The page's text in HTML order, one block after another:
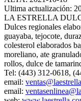
Ultima actualización:
LA ESTRELLA
Dulces regionales
guayaba, tejocote,
colesterol elaborados
moreliano, ate
rollos, dulce de
Tel: (443) 312-0618,
email:
email: